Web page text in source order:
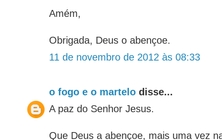
Amém,
Obrigada, Deus o abençoe.
11 de novembro de 2012 às 08:33
o fogo e o martelo disse...
A paz do Senhor Jesus.
Que Deus a abençoe, mais uma vez